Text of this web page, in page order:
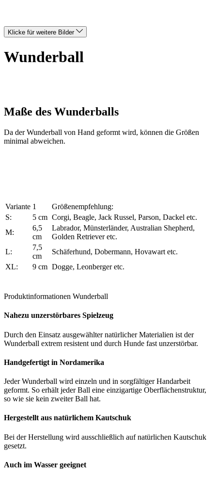
Klicke für weitere Bilder
Wunderball
Maße des Wunderballs
Da der Wunderball von Hand geformt wird, können die Größen
minimal abweichen.
Variante 1
Größenempfehlung:
S:
5 cm Corgi, Beagle, Jack Russel, Parson, Dackel etc.
M:
6,5
cm
Labrador, Münsterländer, Australian Shepherd,
Golden Retriever etc.
L:
7,5
cm
Schäferhund, Dobermann, Hovawart etc.
XL:
9 cm Dogge, Leonberger etc.
Produktinformationen Wunderball
Nahezu unzerstörbares Spielzeug
Durch den Einsatz ausgewählter natürlicher Materialien ist der
Wunderball extrem resistent und durch Hunde fast unzerstörbar.
Handgefertigt in Nordamerika
Jeder Wunderball wird einzeln und in sorgfältiger Handarbeit
geformt. So erhält jeder Ball eine einzigartige Oberflächenstruktur,
so wie sie kein zweiter Ball hat.
Hergestellt aus natürlichem Kautschuk
Bei der Herstellung wird ausschließlich auf natürlichen Kautschuk
gesetzt.
Auch im Wasser geeignet